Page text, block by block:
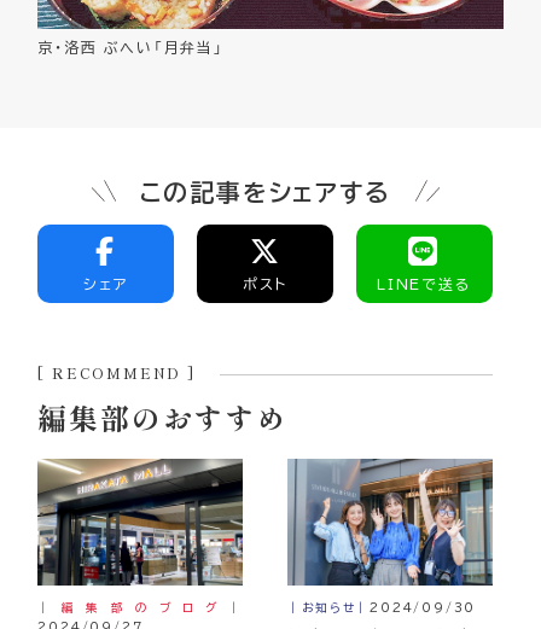
京・洛西 ぶへい「月弁当」
この記事をシェアする
シェア ポスト LINEで送る
[ RECOMMEND ]
編集部のおすすめ
｜編集部のブログ｜
｜お知らせ｜2024/09/30